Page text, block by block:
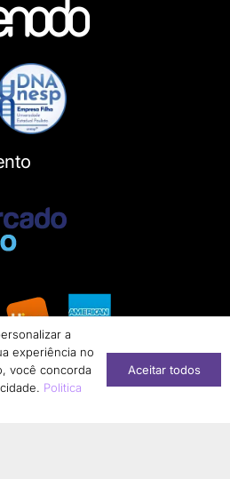
a
experiência no
você concorda
Politica
Aceitar todos